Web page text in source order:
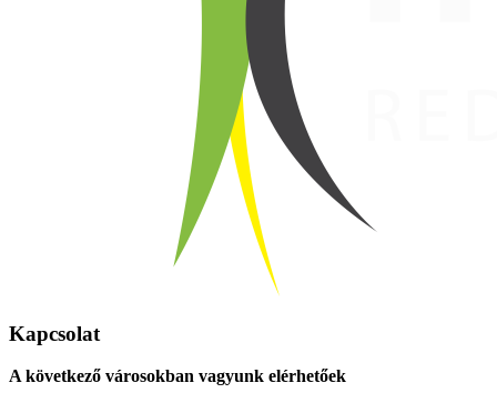
Kapcsolat
A következő városokban vagyunk elérhetőek